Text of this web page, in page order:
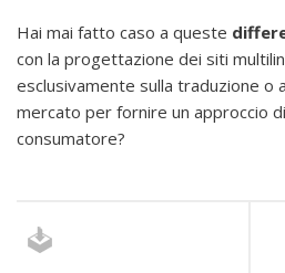
Hai mai fatto caso a queste
con la progettazione dei siti
esclusivamente sulla traduzione o
mercato per fornire un approccio
consumatore?